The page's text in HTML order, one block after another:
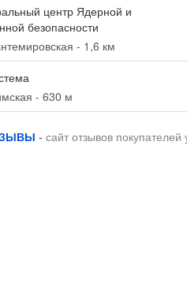
центр Ядерной и
безопасности
- 1,6 км
- 630 м
- сайт отзывов покупателей